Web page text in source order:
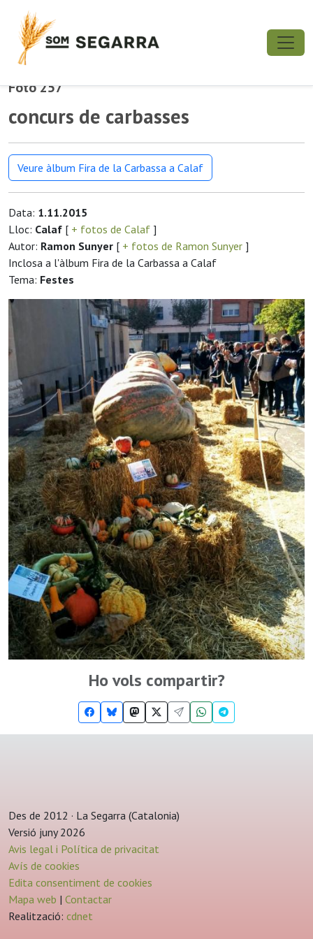
Foto 257
concurs de carbasses
Veure àlbum Fira de la Carbassa a Calaf
Data: 1.11.2015
Lloc: Calaf [ + fotos de Calaf ]
Autor: Ramon Sunyer [ + fotos de Ramon Sunyer ]
Inclosa a l'àlbum Fira de la Carbassa a Calaf
Tema: Festes
Ho vols compartir?
Des de 2012 · La Segarra (Catalonia)
Versió juny 2026
Avis legal i Política de privacitat
Avís de cookies
Edita consentiment de cookies
Mapa web | Contactar
Realització: cdnet